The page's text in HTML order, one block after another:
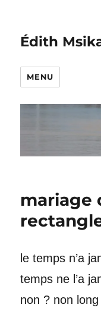
Édith
MENU
mariage
le temps n’a
temps ne l’a
non ? non